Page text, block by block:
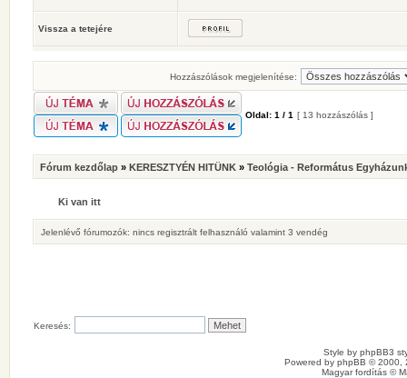
Vissza a tetejére
Hozzászólások megjelenítése:
Oldal: 1 / 1 [ 13 hozzászólás ]
Fórum kezdőlap » KERESZTYÉN HITÜNK » Teológia - Református
Ki van itt
Jelenlévő fórumozók: nincs regisztrált felhasználó valamint 3 vendég
Keresés:
Style by phpBB3
Powered by phpBB © 2000,
Magyar fordítás ©